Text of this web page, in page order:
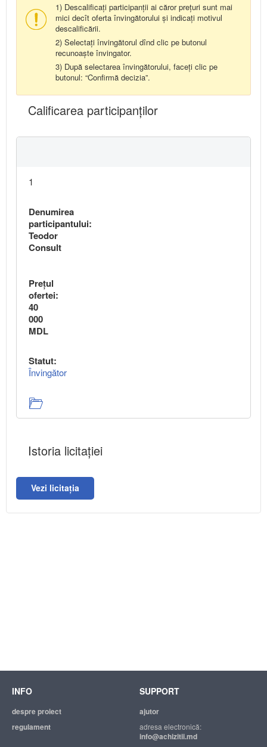
1) Descalificați participanții ai căror prețuri sunt mai
mici decît oferta învingătorului și indicați motivul
descalificării.
2) Selectați învingătorul dînd clic pe butonul
recunoaște învingator.
3) După selectarea învingătorului, faceți clic pe
butonul: “Confirmă decizia”.
Calificarea participanţilor
1
Denumirea
participantului:
Teodor
Consult
Preţul
ofertei:
40
000
MDL
Statut:
Învingător
Istoria licitației
Vezi licitația
INFO
despre proiect
regulament
SUPPORT
ajutor
adresa electronică:
info@achizitii.md